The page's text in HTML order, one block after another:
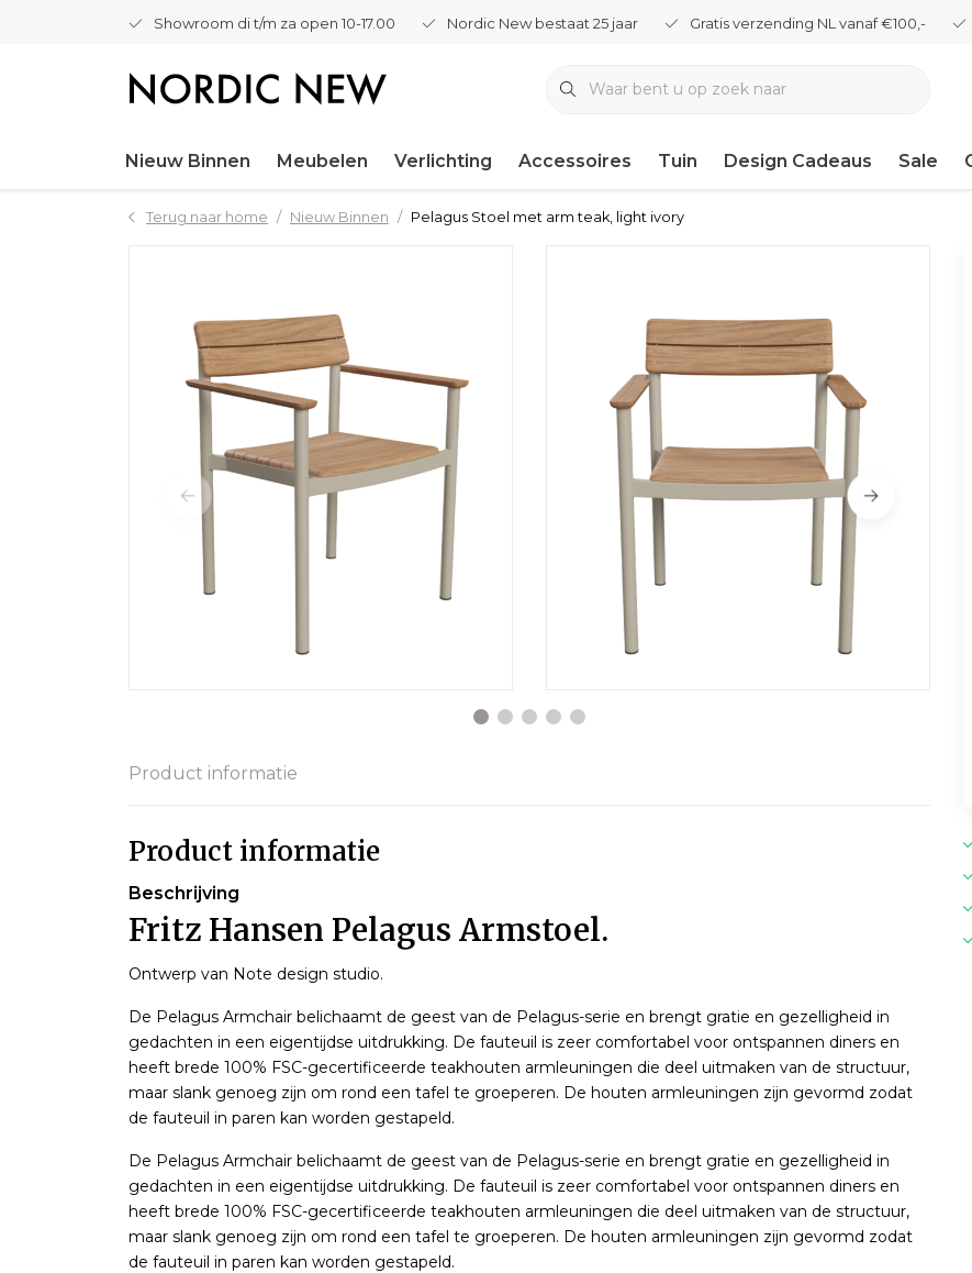
Showroom di t/m za open 10-17.00 Nordic New bestaat 25 jaar Gratis verzending NL vanaf €100,-
Nieuw Binnen Meubelen Verlichting Accessoires Tuin Design Cadeaus Sale
Terug naar home Nieuw Binnen Pelagus Stoel met arm teak, light ivory
Product informatie
Product informatie
Beschrijving
Fritz Hansen Pelagus Armstoel.
Ontwerp van Note design studio.
De Pelagus Armchair belichaamt de geest van de Pelagus-serie en brengt gratie en gezelligheid in
gedachten in een eigentijdse uitdrukking. De fauteuil is zeer comfortabel voor ontspannen diners en
heeft brede 100% FSC-gecertificeerde teakhouten armleuningen die deel uitmaken van de structuur,
maar slank genoeg zijn om rond een tafel te groeperen. De houten armleuningen zijn gevormd zodat
de fauteuil in paren kan worden gestapeld.
De Pelagus Armchair belichaamt de geest van de Pelagus-serie en brengt gratie en gezelligheid in
gedachten in een eigentijdse uitdrukking. De fauteuil is zeer comfortabel voor ontspannen diners en
heeft brede 100% FSC-gecertificeerde teakhouten armleuningen die deel uitmaken van de structuur,
maar slank genoeg zijn om rond een tafel te groeperen. De houten armleuningen zijn gevormd zodat
de fauteuil in paren kan worden gestapeld.